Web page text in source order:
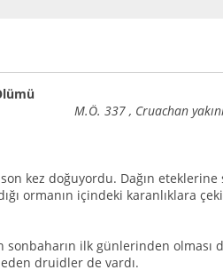
M.Ö. 337 , Cruachan
kez doğuyordu. Dağın
ormanın içindeki karanlıklara
ilk günlerinden olması
druidler de vardı.